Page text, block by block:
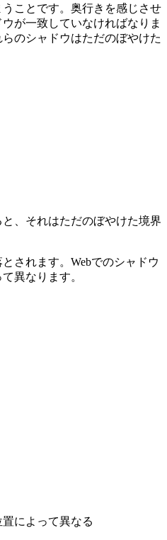
ことです。奥行きを感じさせ
が一致していなければなりま
のシャドウはただのぼやけた
、それはただのぼやけた境界
されます。Webでのシャドウ
異なります。
によって異なる